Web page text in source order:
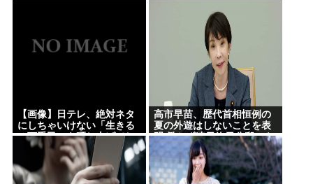
【画像】日テレ、絶対ネタ
にしちゃいけない「生きる
の下手民」を晒し上げてし
まう
高市早苗、歴代首相恒例の
夏の外遊はしないことを表
明 働かず連日終日公邸のも
よう